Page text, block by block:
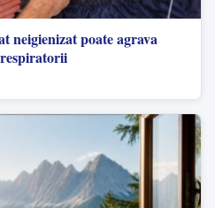
neigienizat poate agrava